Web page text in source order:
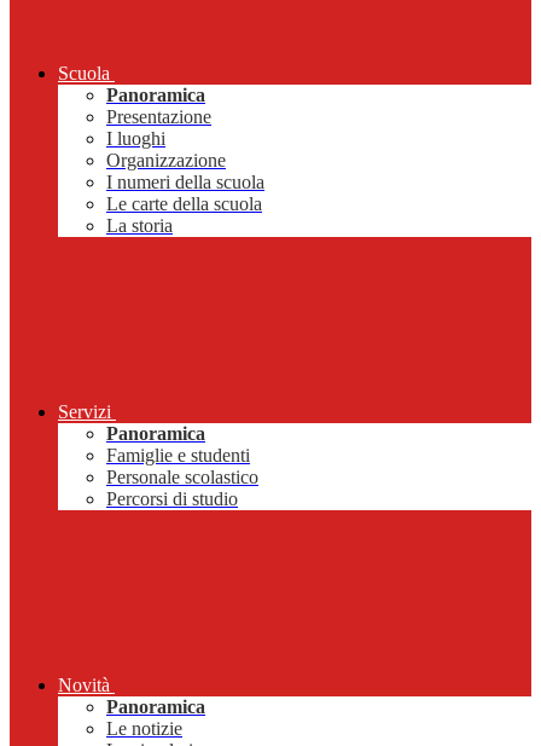
Scuola
Panoramica
Presentazione
I luoghi
Organizzazione
I numeri della scuola
Le carte della scuola
La storia
Servizi
Panoramica
Famiglie e studenti
Personale scolastico
Percorsi di studio
Novità
Panoramica
Le notizie